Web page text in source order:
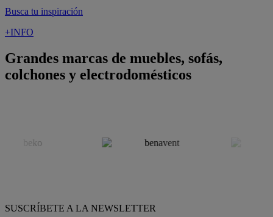
Busca tu inspiración
+INFO
Grandes marcas de muebles, sofás,
colchones y electrodomésticos
SUSCRÍBETE A LA NEWSLETTER